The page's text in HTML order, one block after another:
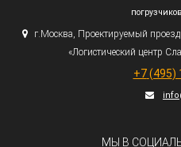
г.Москва, Проектируемый
«Логистический центр
+7 (495)
МЫ В